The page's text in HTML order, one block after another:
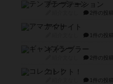
テンプテーション
2件の投稿
アマナイト
1件の投稿
ギャンブラー
2件の投稿
コレクト！
1件の投稿